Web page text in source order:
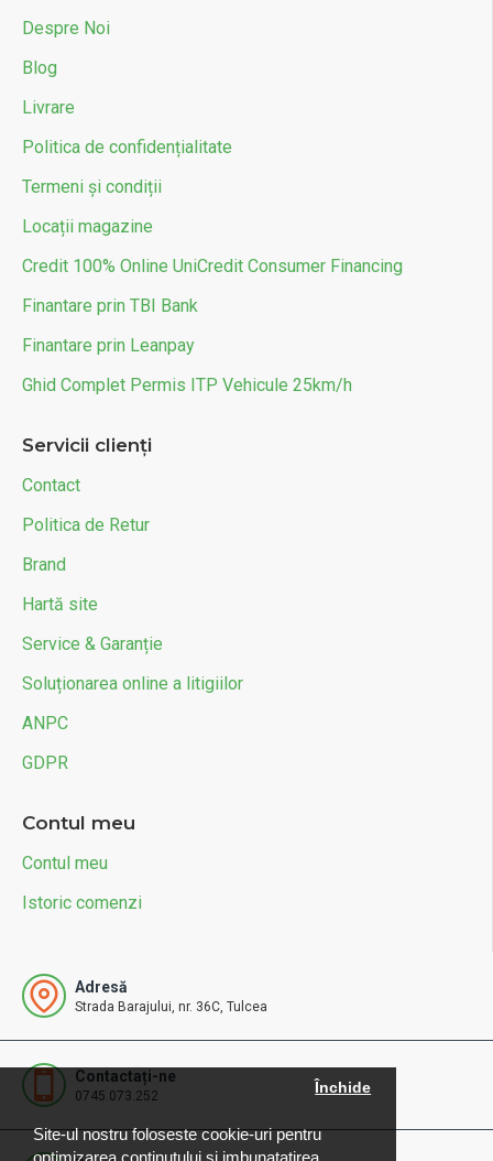
Site-ul nostru foloseste cookie-uri pentru
Închide
Despre Noi
Blog
Livrare
Politica de confidențialitate
Termeni și condiții
Locații magazine
Credit 100% Online UniCredit Consumer Financing
Finantare prin TBI Bank
Finantare prin Leanpay
Ghid Complet Permis ITP Vehicule 25km/h
Servicii clienți
Contact
Politica de Retur
Brand
Hartă site
Service & Garanție
Soluționarea online a litigiilor
ANPC
GDPR
Contul meu
Contul meu
Istoric comenzi
Adresă
Strada Barajului, nr. 36C, Tulcea
Contactați-ne
0745.073.252